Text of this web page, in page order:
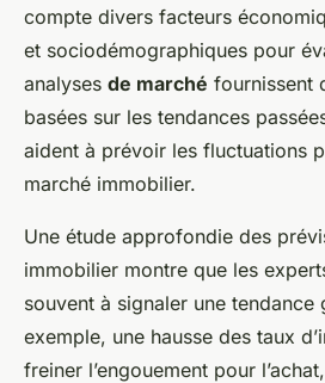
compte divers facteurs
et sociodémographiques pour
analyses de marché fournissent
basées sur les tendances
aident à prévoir les fluctuations
marché immobilier.
Une étude approfondie des
immobilier montre que les
souvent à signaler une tendance
exemple, une hausse des taux
freiner l’engouement pour